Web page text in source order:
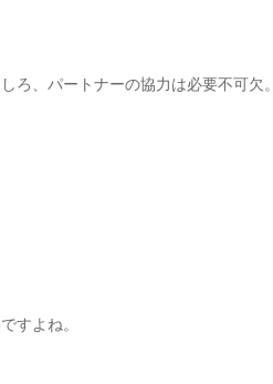
ろ、パートナーの協力は必要不可欠。
すよね。